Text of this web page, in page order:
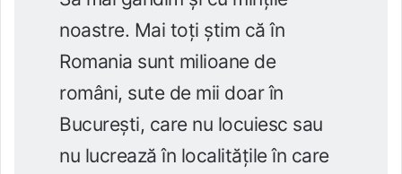
noastre. Mai toți știm că în
Romania sunt milioane de
români, sute de mii doar în
București, care nu locuiesc sau
nu lucrează în localitățile în care